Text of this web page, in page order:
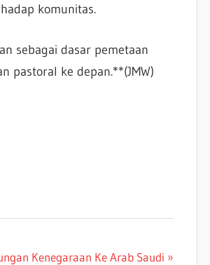
komunitas.
sebagai dasar pemetaan
pastoral ke depan.**(JMW)
Kenegaraan Ke Arab Saudi